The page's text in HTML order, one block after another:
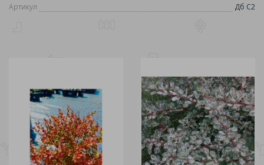
Артикул
Дб С2